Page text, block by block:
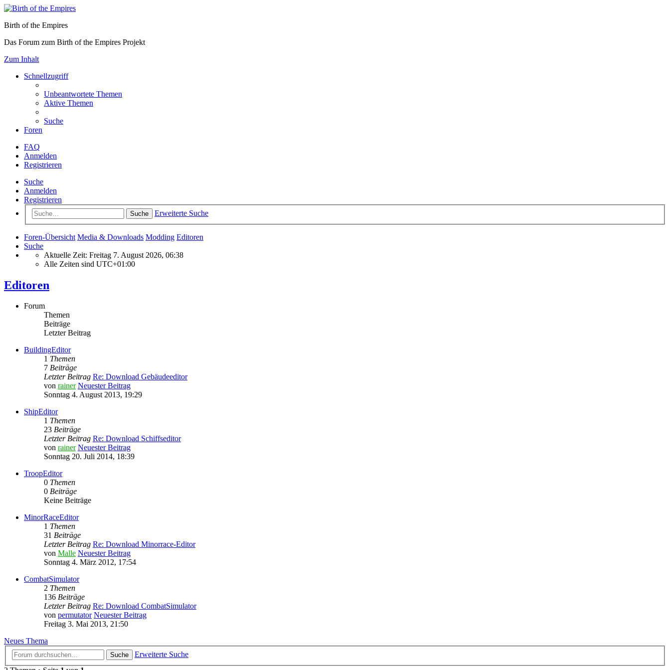
Birth of the Empires
Das Forum zum Birth of the Empires Projekt
Zum Inhalt
Schnellzugriff
Unbeantwortete Themen
Aktive Themen
Suche
Foren
FAQ
Anmelden
Registrieren
Suche
Anmelden
Registrieren
Suche Erweiterte Suche
Foren-Übersicht Media & Downloads Modding Editoren
Suche
Aktuelle Zeit: Freitag 7. August 2026, 06:38
Alle Zeiten sind UTC+01:00
Editoren
Forum
Themen
Beiträge
Letzter Beitrag
BuildingEditor
1 Themen
7 Beiträge
Letzter Beitrag Re: Download Gebäudeeditor
von rainer Neuester Beitrag
Sonntag 4. August 2013, 19:29
ShipEditor
1 Themen
23 Beiträge
Letzter Beitrag Re: Download Schiffseditor
von rainer Neuester Beitrag
Sonntag 20. Juli 2014, 18:39
TroopEditor
0 Themen
0 Beiträge
Keine Beiträge
MinorRaceEditor
1 Themen
31 Beiträge
Letzter Beitrag Re: Download Minorrace-Editor
von Malle Neuester Beitrag
Sonntag 4. März 2012, 17:54
CombatSimulator
2 Themen
136 Beiträge
Letzter Beitrag Re: Download CombatSimulator
von permutator Neuester Beitrag
Freitag 3. Mai 2013, 21:50
Neues Thema
Suche
Erweiterte Suche